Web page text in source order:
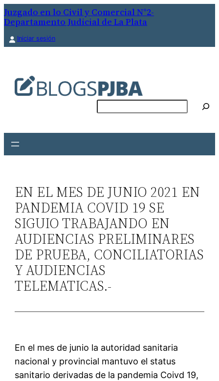
Saltar
al
contenido
Juzgado en lo Civil y Comercial N°2-
Departamento Judicial de La Plata
Iniciar sesión
EN EL MES DE JUNIO 2021 EN
PANDEMIA COVID 19 SE
SIGUIO TRABAJANDO EN
AUDIENCIAS PRELIMINARES
DE PRUEBA, CONCILIATORIAS
Y AUDIENCIAS
TELEMATICAS.-
En el mes de junio la autoridad sanitaria
nacional y provincial mantuvo el status
sanitario derivadas de la pandemia Coivd 19,